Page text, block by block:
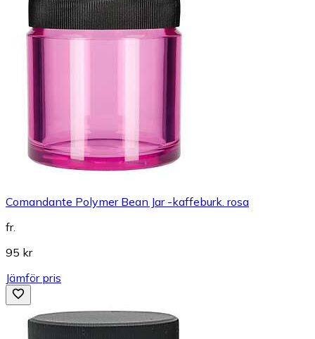
Comandante Polymer Bean Jar -kaffeburk. rosa
fr.
95 kr
Jämför pris